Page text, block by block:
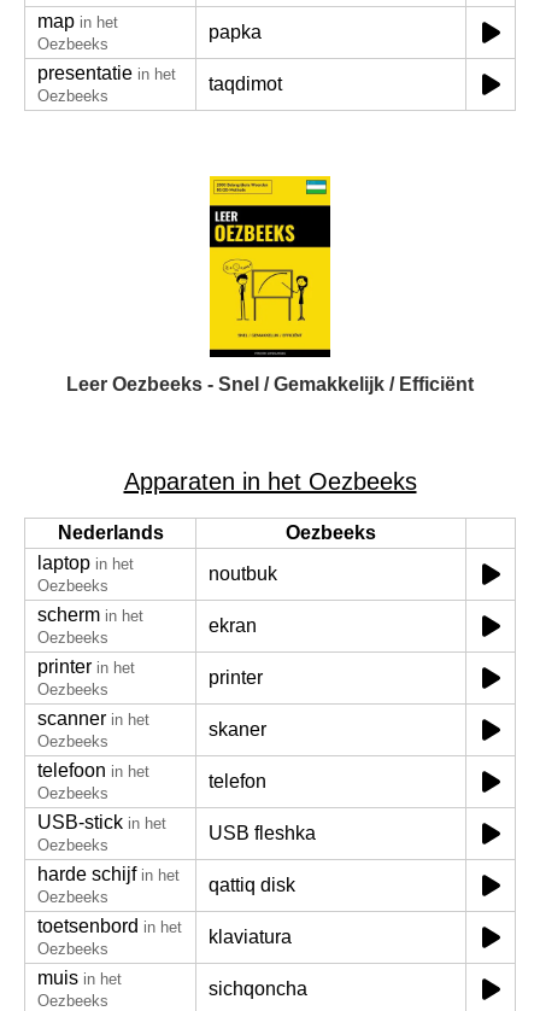
map in het
Oezbeeks
papka
presentatie in het
Oezbeeks
taqdimot
Leer Oezbeeks - Snel / Gemakkelijk / Efficiënt
Apparaten in het Oezbeeks
Nederlands
Oezbeeks
laptop in het
Oezbeeks
noutbuk
scherm in het
Oezbeeks
ekran
printer in het
Oezbeeks
printer
scanner in het
Oezbeeks
skaner
telefoon in het
Oezbeeks
telefon
USB-stick in het
Oezbeeks
USB fleshka
harde schijf in het
Oezbeeks
qattiq disk
toetsenbord in het
Oezbeeks
klaviatura
muis in het
Oezbeeks
sichqoncha